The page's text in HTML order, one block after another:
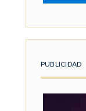
PUBLICIDAD